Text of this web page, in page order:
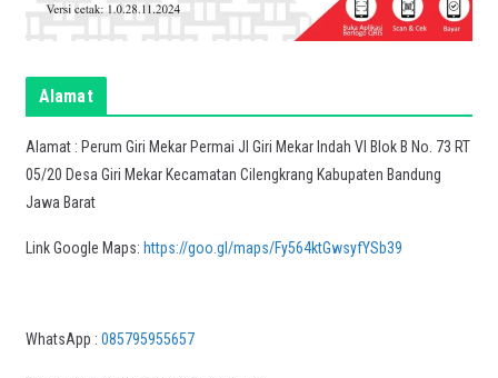
Alamat
Alamat : Perum Giri Mekar Permai Jl Giri Mekar Indah VI Blok B No. 73 RT
05/20 Desa Giri Mekar Kecamatan Cilengkrang Kabupaten Bandung
Jawa Barat
Link Google Maps: https://goo.gl/maps/Fy564ktGwsyfYSb39
WhatsApp : 085795955657